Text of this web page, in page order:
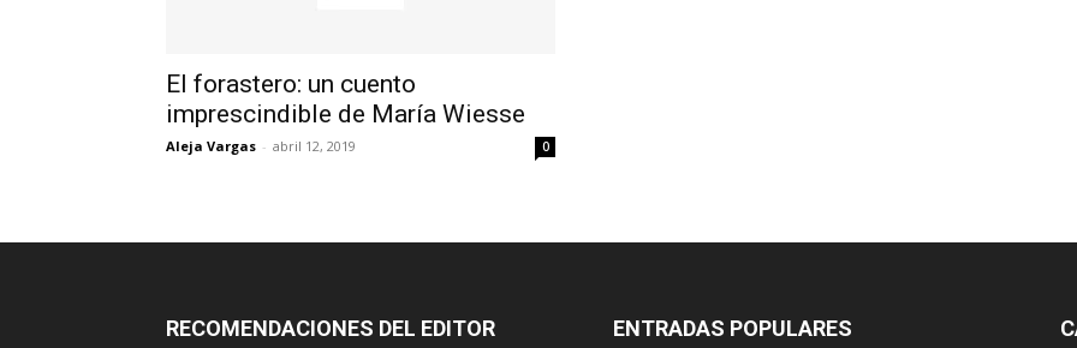
El forastero: un cuento
imprescindible de María Wiesse
Aleja Vargas - abril 12, 2019 0
RECOMENDACIONES DEL EDITOR ENTRADAS POPULARES